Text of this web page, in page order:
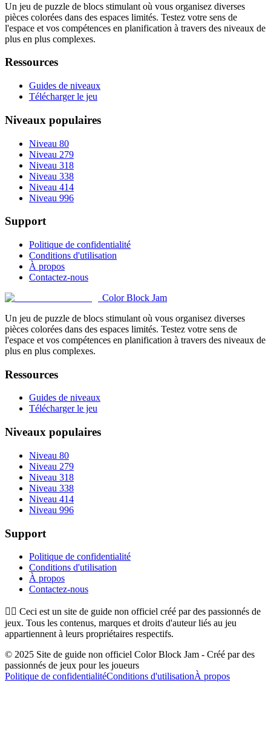
Un jeu de puzzle de blocs stimulant où vous organisez diverses
pièces colorées dans des espaces limités. Testez votre sens de
l'espace et vos compétences en planification à travers des niveaux de
plus en plus complexes.
Ressources
Guides de niveaux
Télécharger le jeu
Niveaux populaires
Niveau 80
Niveau 279
Niveau 318
Niveau 338
Niveau 414
Niveau 996
Support
Politique de confidentialité
Conditions d'utilisation
À propos
Contactez-nous
Color Block Jam
Un jeu de puzzle de blocs stimulant où vous organisez diverses
pièces colorées dans des espaces limités. Testez votre sens de
l'espace et vos compétences en planification à travers des niveaux de
plus en plus complexes.
Ressources
Guides de niveaux
Télécharger le jeu
Niveaux populaires
Niveau 80
Niveau 279
Niveau 318
Niveau 338
Niveau 414
Niveau 996
Support
Politique de confidentialité
Conditions d'utilisation
À propos
Contactez-nous
👉🏻 Ceci est un site de guide non officiel créé par des passionnés de
jeux. Tous les contenus, marques et droits d'auteur liés au jeu
appartiennent à leurs propriétaires respectifs.
© 2025 Site de guide non officiel Color Block Jam - Créé par des
passionnés de jeux pour les joueurs
Politique de confidentialitéConditions d'utilisationÀ propos